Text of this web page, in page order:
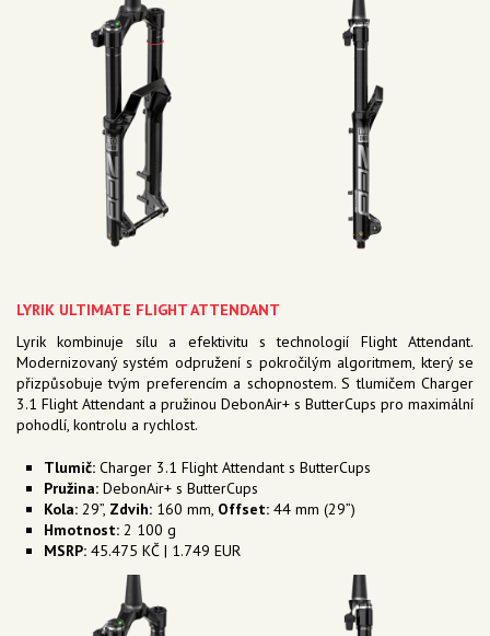
LYRIK ULTIMATE FLIGHT ATTENDANT
Lyrik kombinuje sílu a efektivitu s technologií Flight Attendant.
Modernizovaný systém odpružení s pokročilým algoritmem, který se
přizpůsobuje tvým preferencím a schopnostem. S tlumičem Charger
3.1 Flight Attendant a pružinou DebonAir+ s ButterCups pro maximální
pohodlí, kontrolu a rychlost.
Tlumič: Charger 3.1 Flight Attendant s ButterCups
Pružina: DebonAir+ s ButterCups
Kola: 29”, Zdvih: 160 mm, Offset: 44 mm (29”)
Hmotnost: 2 100 g
MSRP: 45.475 KČ | 1.749 EUR